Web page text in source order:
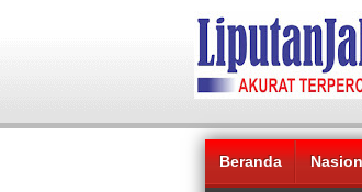
Beranda